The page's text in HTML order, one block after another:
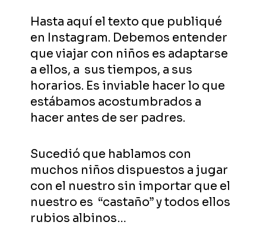
Hasta aquí el texto que publiqué
en Instagram. Debemos entender
que viajar con niños es adaptarse
a ellos, a sus tiempos, a sus
horarios. Es inviable hacer lo que
estábamos acostumbrados a
hacer antes de ser padres.
Sucedió que hablamos con
muchos niños dispuestos a jugar
con el nuestro sin importar que el
nuestro es “castaño” y todos ellos
rubios albinos…